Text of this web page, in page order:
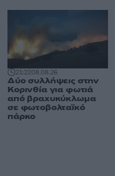
21:2208.08.26
Δύο συλλήψεις στην
Κορινθία για φωτιά
από βραχυκύκλωμα
σε φωτοβολταϊκό
πάρκο